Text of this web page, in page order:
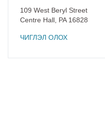
109 West Beryl Street
Centre Hall PA16828
ЧИГЛЭЛ ОЛОХ